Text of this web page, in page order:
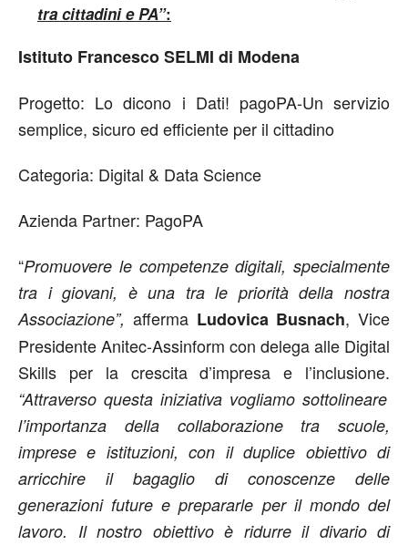
tra cittadini e PA”:
Istituto Francesco SELMI di Modena
Progetto: Lo dicono i Dati! pagoPA-Un servizio
semplice, sicuro ed efficiente per il cittadino
Categoria: Digital & Data Science
Azienda Partner: PagoPA
“Promuovere le competenze digitali, specialmente
tra i giovani, è una tra le priorità della nostra
Associazione”, afferma Ludovica Busnach, Vice
Presidente Anitec-Assinform con delega alle Digital
Skills per la crescita d’impresa e l’inclusione.
“Attraverso questa iniziativa vogliamo sottolineare
l’importanza della collaborazione tra scuole,
imprese e istituzioni, con il duplice obiettivo di
arricchire il bagaglio di conoscenze delle
generazioni future e prepararle per il mondo del
lavoro. Il nostro obiettivo è ridurre il divario di